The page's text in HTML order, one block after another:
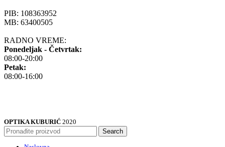
PIB: 108363952
MB: 63400505
RADNO VREME:
Ponedeljak - Četvrtak:
08:00-20:00
Petak:
08:00-16:00
OPTIKA KUBURIĆ 2020
Search